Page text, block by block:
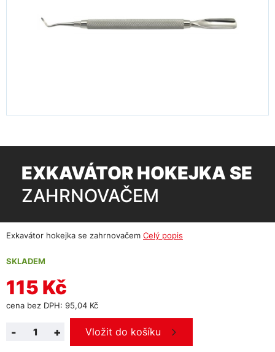
EXKAVÁTOR HOKEJKA SE
ZAHRNOVAČEM
Exkavátor hokejka se zahrnovačem Celý popis
SKLADEM
115 Kč
cena bez DPH: 95,04 Kč
+
- Vložit do košíku